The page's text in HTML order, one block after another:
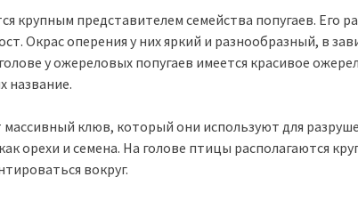
крупным представителем семейства попугаев. Его
Окрас оперения у них яркий и разнообразный, в
у ожереловых попугаев имеется красивое
название.
клюв, который они используют для
орехи и семена. На голове птицы располагаются
вокруг.